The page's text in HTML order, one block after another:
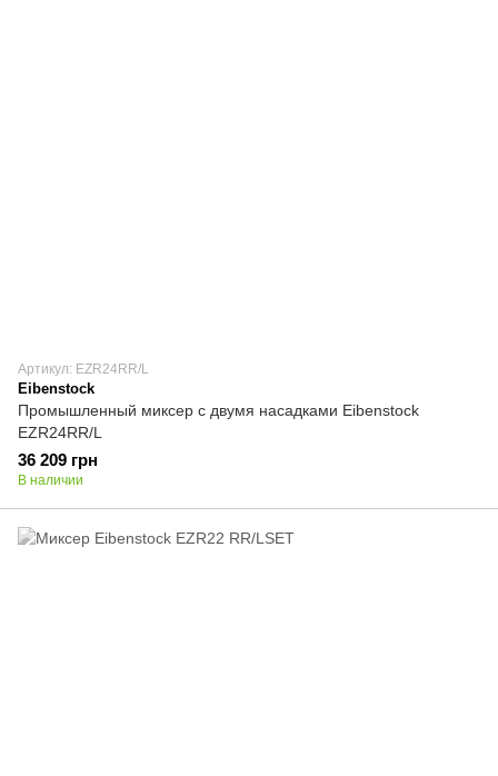
Артикул: EZR24RR/L
Eibenstock
Промышленный миксер с двумя насадками Eibenstock
EZR24RR/L
36 209 грн
В наличии